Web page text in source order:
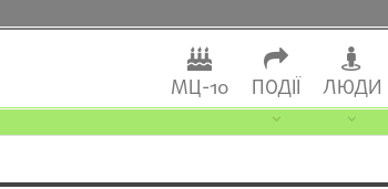
МЦ-10 ПОДІЇ ЛЮДИ